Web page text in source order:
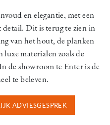
en elegantie, met een
Dit is terug te zien in
van het hout, de planken
materialen zoals de
de showroom te Enter is de
te beleven.
ADVIESGESPREK